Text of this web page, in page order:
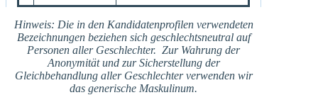
Hinweis: Die in den Kandidatenprofilen verwendeten
Bezeichnungen beziehen sich geschlechtsneutral auf
Personen aller Geschlechter. Zur Wahrung der
Anonymität und zur Sicherstellung der
Gleichbehandlung aller Geschlechter verwenden wir
das generische Maskulinum.